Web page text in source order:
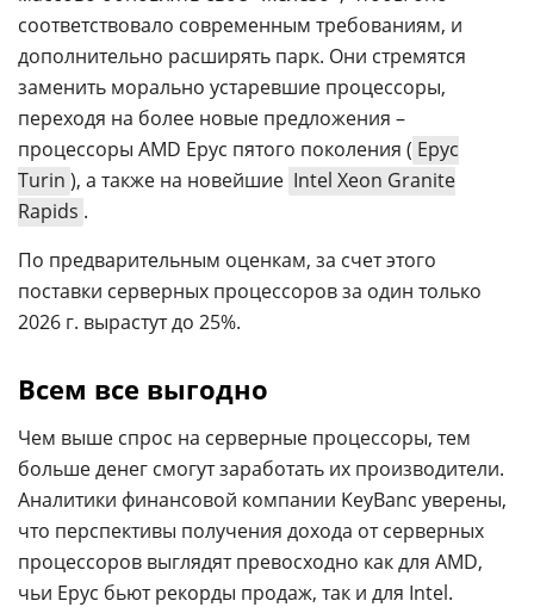
соответствовало современным требованиям, и
дополнительно расширять парк. Они стремятся
заменить морально устаревшие процессоры,
переходя на более новые предложения –
процессоры AMD Epyc пятого поколения ( Epyc
Turin ), а также на новейшие Intel Xeon Granite
Rapids .
По предварительным оценкам, за счет этого
поставки серверных процессоров за один только
2026 г. вырастут до 25%.
Всем все выгодно
Чем выше спрос на серверные процессоры, тем
больше денег смогут заработать их производители.
Аналитики финансовой компании KeyBanc уверены,
что перспективы получения дохода от серверных
процессоров выглядят превосходно как для AMD,
чьи Epyc бьют рекорды продаж, так и для Intel.